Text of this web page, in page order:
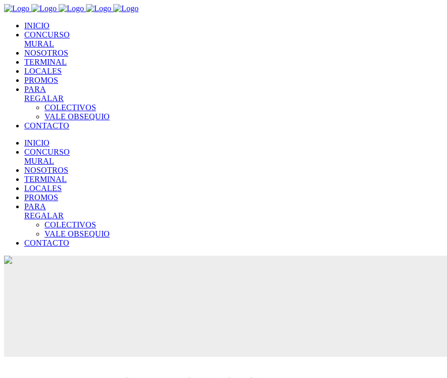
INICIO
CONCURSO
MURAL
NOSOTROS
TERMINAL
LOCALES
PROMOS
PARA
REGALAR
COLECTIVOS
VALE OBSEQUIO
CONTACTO
INICIO
CONCURSO
MURAL
NOSOTROS
TERMINAL
LOCALES
PROMOS
PARA
REGALAR
COLECTIVOS
VALE OBSEQUIO
CONTACTO